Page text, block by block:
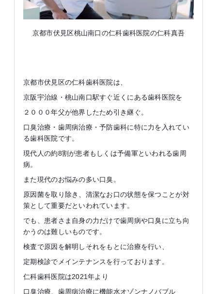
京都市伏見区桃山南口の仁科歯科医院の仁科真吾
京都市伏見区の仁科歯科医院は、
京阪宇治線・桃山南口駅すぐ近くにある歯科医院を
２０００年父が他界したため引き継ぐ。
口臭治療・歯周病治療・予防歯科に特に力を入れてい
る歯科医院です。
現代人の約8割が患者もしくは予備軍といわれる歯周
病。
また現代のお悩みの多い口臭。
原因菌を取り除き、清潔なお口の状態を保つことが対
策として重要だといわれています。
でも、患者さま自身の力だけで歯周病や口臭に立ち向
かうのは難しいものです。
検査で原因を解明しそれをもとに治療を行い、
定期検診でメインテナンスを行っております。
仁科歯科医院は2021年より
口臭治療、歯周病治療に機能水オゾンナノバブル